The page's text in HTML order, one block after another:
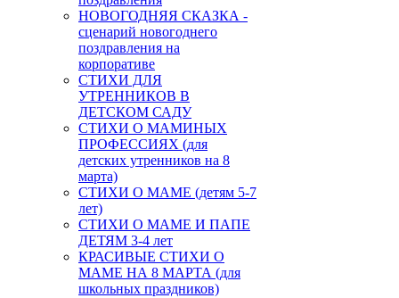
НОВОГОДНЯЯ СКАЗКА -
сценарий новогоднего
поздравления на
корпоративе
СТИХИ ДЛЯ
УТРЕННИКОВ В
ДЕТСКОМ САДУ
СТИХИ О МАМИНЫХ
ПРОФЕССИЯХ (для
детских утренников на 8
марта)
СТИХИ О МАМЕ (детям 5-7
лет)
СТИХИ О МАМЕ И ПАПЕ
ДЕТЯМ 3-4 лет
КРАСИВЫЕ СТИХИ О
МАМЕ НА 8 МАРТА (для
школьных праздников)